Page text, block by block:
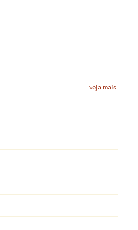
veja mais